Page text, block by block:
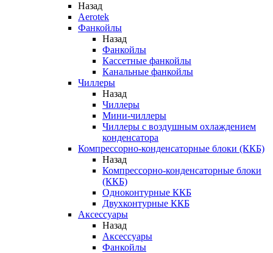
Назад
Aerotek
Фанкойлы
Назад
Фанкойлы
Кассетные фанкойлы
Канальные фанкойлы
Чиллеры
Назад
Чиллеры
Мини-чиллеры
Чиллеры с воздушным охлаждением
конденсатора
Компрессорно-конденсаторные блоки (ККБ)
Назад
Компрессорно-конденсаторные блоки
(ККБ)
Одноконтурные ККБ
Двухконтурные ККБ
Аксессуары
Назад
Аксессуары
Фанкойлы